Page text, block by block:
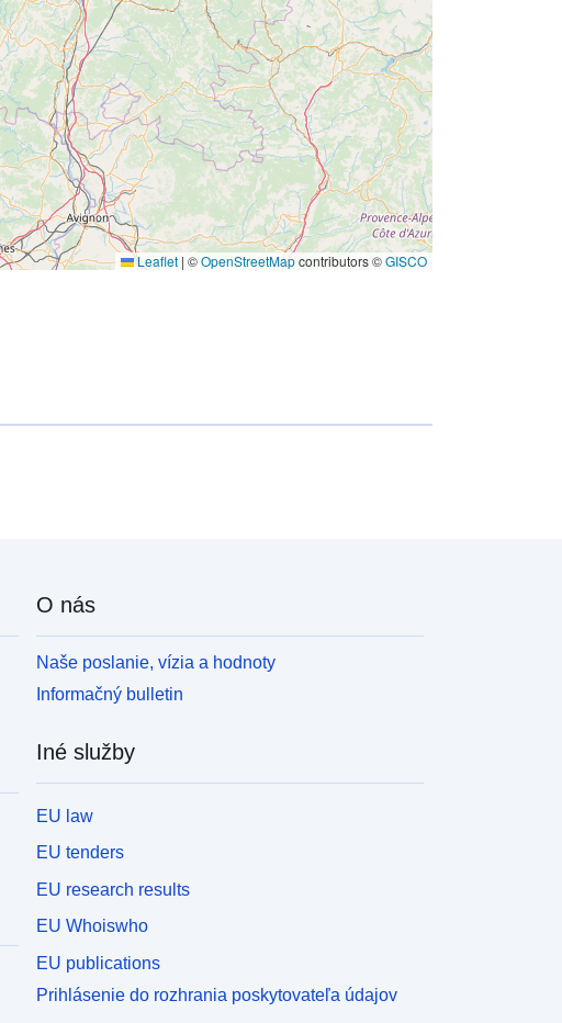
Leaflet | ©OpenStreetMapcontributors ©GISCO
O nás
Naše poslanie, vízia a hodnoty
Informačný bulletin
Iné služby
EU law
EU tenders
EU research results
EU Whoiswho
EU publications
Prihlásenie do rozhrania poskytovateľa údajov